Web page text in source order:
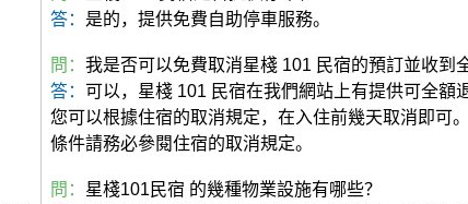
答： 是的，提供免費自助停車服務。
問： 我是否可以免費取消星棧 101 民宿的預訂並收到
答： 可以，星棧 101 民宿在我們網站上有提供可全額
您可以根據住宿的取消規定，在入住前幾天取消即可
條件請務必參閱住宿的取消規定。
問： 星棧101民宿 的幾種物業設施有哪些？